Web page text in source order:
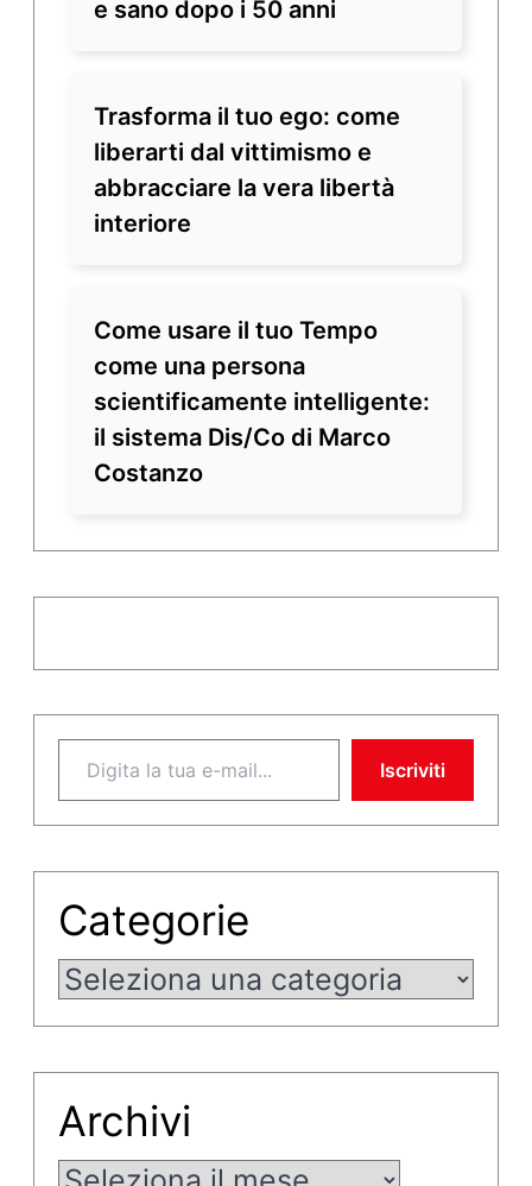
e sano dopo i 50 anni
Trasforma il tuo ego: come
liberarti dal vittimismo e
abbracciare la vera libertà
interiore
Come usare il tuo Tempo
come una persona
scientificamente intelligente:
il sistema Dis/Co di Marco
Costanzo
Digita la tua e-mail...
Iscriviti
Categorie
Categorie
Archivi
Archivi